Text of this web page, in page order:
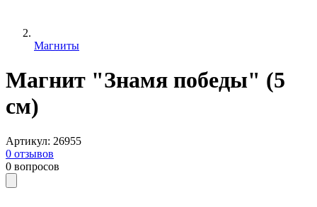
Магниты
Магнит "Знамя победы" (5
см)
Артикул: 26955
0 отзывов
0 вопросов